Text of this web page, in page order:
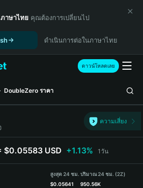
ภาษาไทย คุณต้องการเปลี่ยนไป
ดำเนินการต่อในภาษาไทย
ดาวน์โหลดเลย
DoubleZero ราคา
ความเสี่ยง
$0.05583 USD +1.13% 1วัน
สูงสุด 24 ชม.
$0.05641
ปริมาณ 24 ชม. (2Z)
950.56K